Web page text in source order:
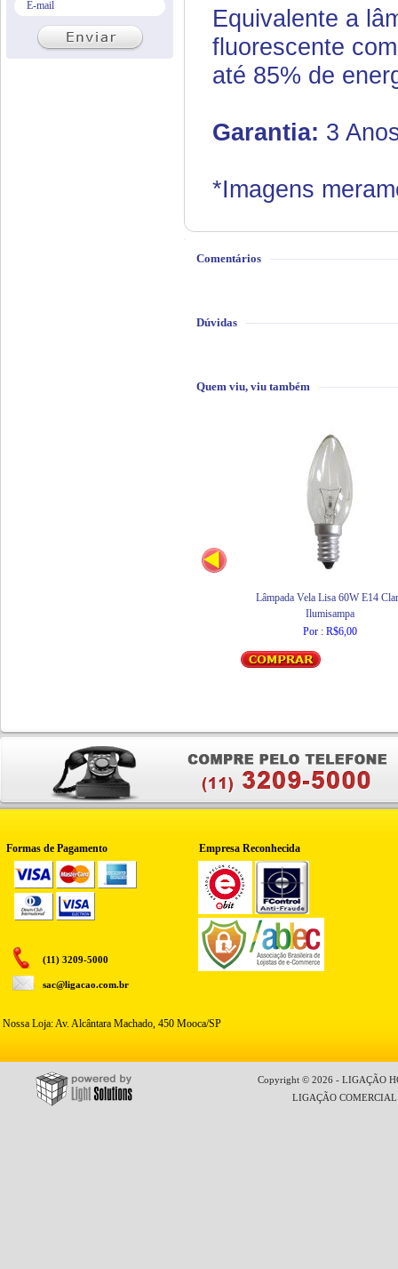
Equivalente a
fluorescente
até 85% de
Garantia: 3
*Imagens
Comentários
Dúvidas
Quem viu, viu também
Lâmpada Vela Lisa 60W E14
Ilumisampa
Por : R$6,00
Formas de Pagamento Empresa Reconhecida
(11) 3209-5000
sac@ligacao.com.br
Nossa Loja: Av. Alcântara Machado, 450 Mooca/SP
Copyright © 2026 - LIGAÇÃO
LIGAÇÃO